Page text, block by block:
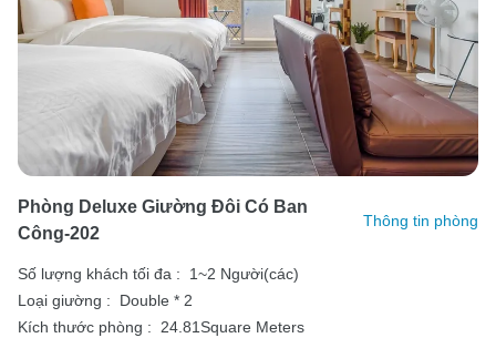
Phòng Deluxe Giường Đôi Có Ban
Công-202
Thông tin phòng
Số lượng khách tối đa :
1~2 Người(các)
Loại giường :
Double * 2
Kích thước phòng : 24.81Square Meters